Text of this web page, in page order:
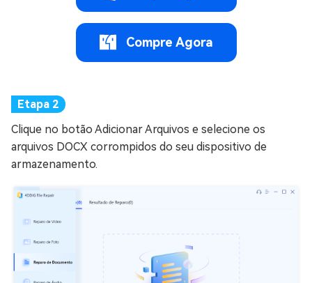
Compre Agora
Clique no botão Adicionar Arquivos e selecione os
arquivos DOCX corrompidos do seu dispositivo de
armazenamento.